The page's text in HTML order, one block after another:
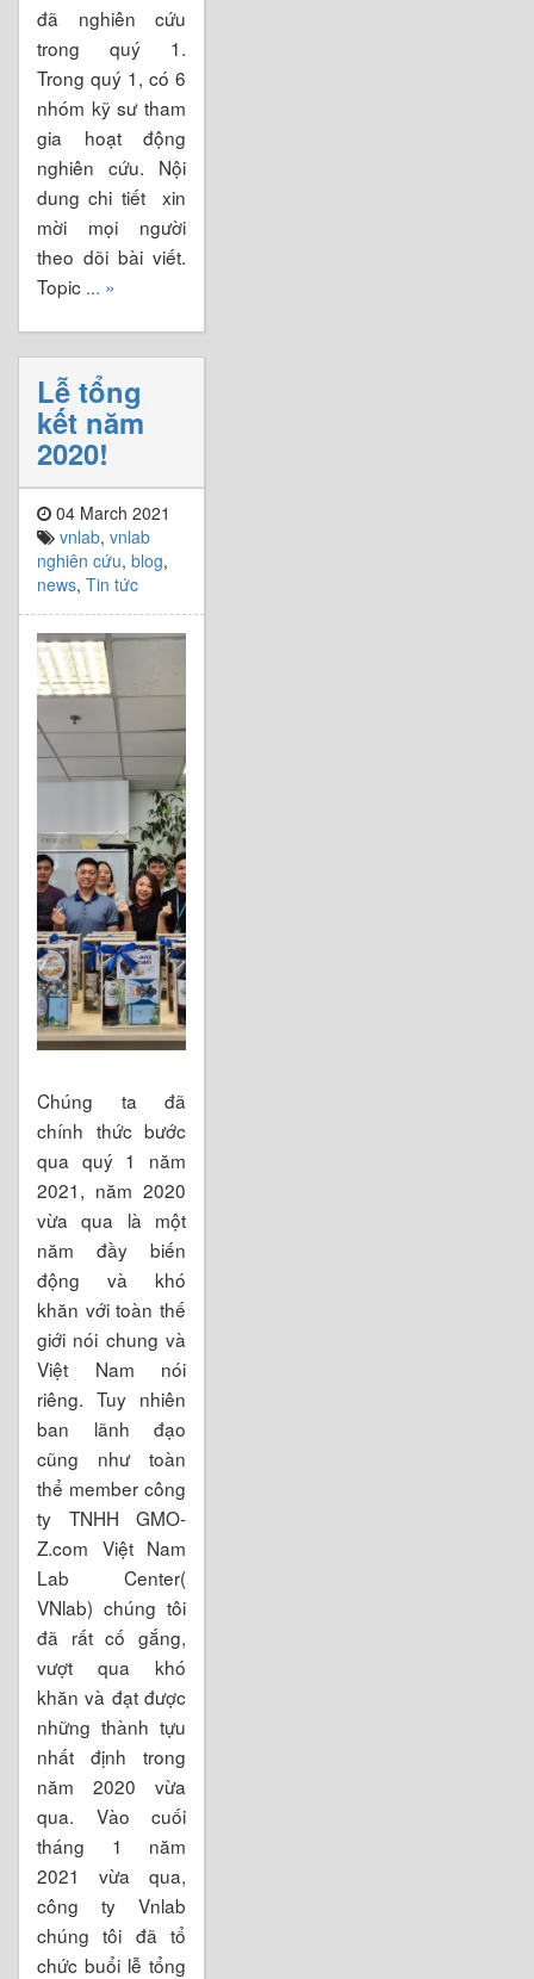
đã nghiên cứu
trong quý 1.
Trong quý 1, có 6
nhóm kỹ sư tham
gia hoạt động
nghiên cứu. Nội
dung chi tiết xin
mời mọi người
theo dõi bài viết.
Topic ... »
Lễ tổng
kết năm
2020!
04 March 2021
vnlab, vnlab
nghiên cứu, blog,
news, Tin tức
Chúng ta đã
chính thức bước
qua quý 1 năm
2021, năm 2020
vừa qua là một
năm đầy biến
động và khó
khăn với toàn thế
giới nói chung và
Việt Nam nói
riêng. Tuy nhiên
ban lãnh đạo
cũng như toàn
thể member công
ty TNHH GMO-
Z.com Việt Nam
Lab Center(
VNlab) chúng tôi
đã rất cố gắng,
vượt qua khó
khăn và đạt được
những thành tựu
nhất định trong
năm 2020 vừa
qua. Vào cuối
tháng 1 năm
2021 vừa qua,
công ty Vnlab
chúng tôi đã tổ
chức buổi lễ tổng